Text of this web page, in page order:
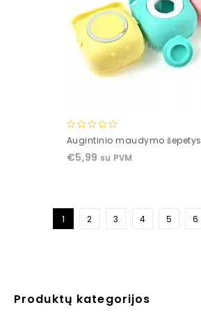
0
of
Augintinio maudymo šepetys
€5,99 su PVM
1 2 3 4 5 6
Produktų kategorijos